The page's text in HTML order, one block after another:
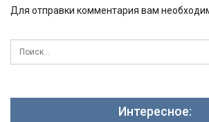
Для отправки комментария вам
Интересное: